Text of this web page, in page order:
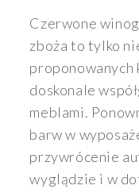
Czerwone
zboża to tylko
doskonale
meblami.
barw w
przywrócenie
wyglądzie i w